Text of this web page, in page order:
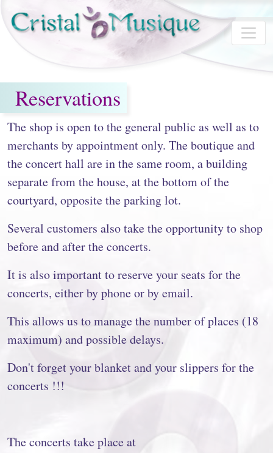
Skip to main content
Reservations
The shop is open to the general public as well as to
merchants by appointment only. The boutique and
the concert hall are in the same room, a building
separate from the house, at the bottom of the
courtyard, opposite the parking lot.
Several customers also take the opportunity to shop
before and after the concerts.
It is also important to reserve your seats for the
concerts, either by phone or by email.
This allows us to manage the number of places (18
maximum) and possible delays.
Don't forget your blanket and your slippers for the
concerts !!!
The concerts take place at